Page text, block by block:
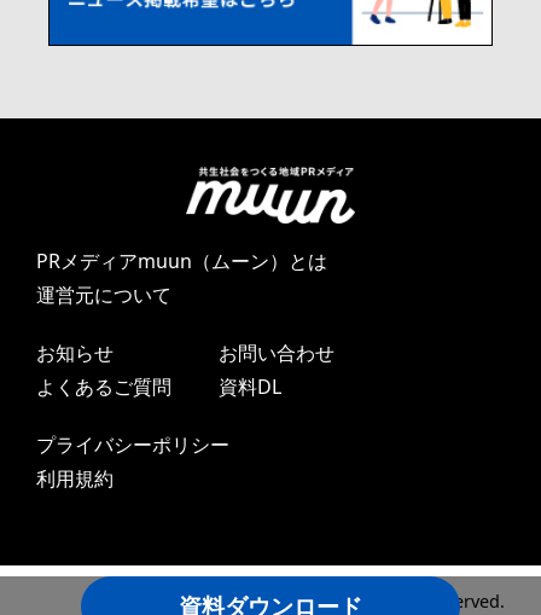
資料ダウンロード
PRメディアmuun（ムーン）とは
運営元について
お知らせ
よくあるご質問
お問い合わせ
資料DL
プライバシーポリシー
利用規約
Copyright ©2024 DAYONE LLC All Rights Reserved.